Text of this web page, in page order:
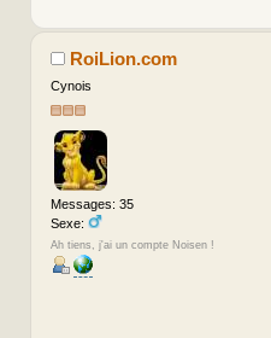
RoiLion.com
Cynois
Messages: 35
Sexe:
Ah tiens, j'ai un compte Noisen !